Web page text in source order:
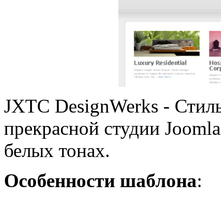
JXTC DesignWerks -
прекрасной студии
белых тонах.
Особенности шаблона: